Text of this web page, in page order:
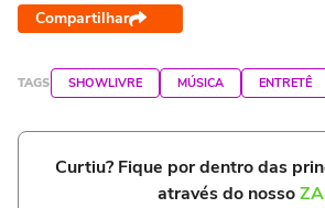
Compartilhar
TAGS SHOWLIVRE MÚSICA ENTRETÊ
Curtiu? Fique por dentro das
através do nosso